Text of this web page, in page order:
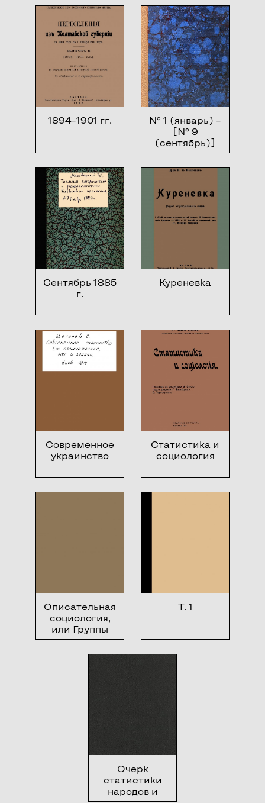
1894–1901 гг.
№ 1 (январь) –
[№ 9
(сентябрь)]
1883 г.
Сентябрь 1885
г.
Куреневка
Современное
украинство
Статистика и
социология
Описательная
социология,
или Группы
социологических
фактов,
Гербертом
Т. 1
Очерк
статистики
народов и